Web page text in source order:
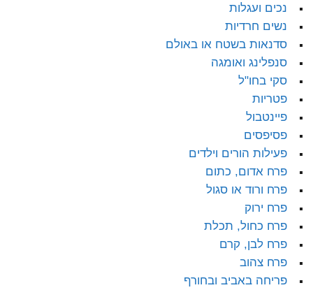
נכים ועגלות
נשים חרדיות
סדנאות בשטח או באולם
סנפלינג ואומגה
סקי בחו"ל
פטריות
פיינטבול
פסיפסים
פעילות הורים וילדים
פרח אדום, כתום
פרח ורוד או סגול
פרח ירוק
פרח כחול, תכלת
פרח לבן, קרם
פרח צהוב
פריחה באביב ובחורף